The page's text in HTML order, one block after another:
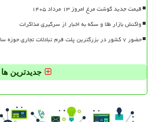
قیمت جدید گوشت مرغ امروز ۱۳ مرداد ۱۴۰۵
واکنش بازار طلا و سکه به اخبار از سرگیری مذاکرات
حضور ۷ کشور در بزرگترین پلت فرم تبادلات تجاری حوزه ساخت وساز
جدیدترین ها